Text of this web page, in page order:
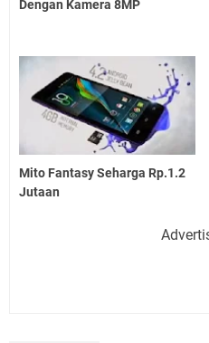
Dengan Kamera 8MP
Mito Fantasy Seharga Rp.1.2
Jutaan